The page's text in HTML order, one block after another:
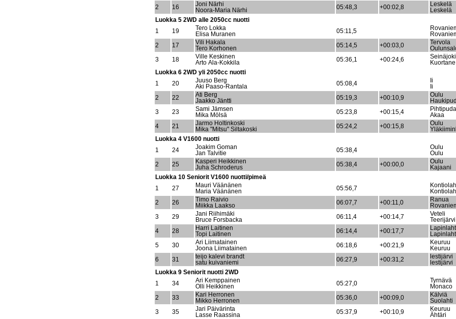
2
16
Joni Närhi
Noora-Maria Närhi
05:48,3 +00:02,8
Leskelä
Leskelä
Luokka 5 2WD alle 2050cc nuotti
1
19
Tero Lokka
Elisa Muranen
05:11,5
2
17
Vili Hakala
Tero Korhonen
05:14,5 +00:03,0
Tervola
3
18
Ville Keskinen
Arto Ala-Kokkila
05:36,1 +00:24,6
Seinäjoki
Kuortane
Luokka 6 2WD yli 2050cc nuotti
1
20
Juuso Berg
Aki Paaso-Rantala
05:08,4
Ii
Ii
2
22
Ati Berg
Jaakko Jäntti
05:19,3 +00:10,9
Oulu
3
23
Sami Jämsen
Mika Mölsä
05:23,8 +00:15,4
Akaa
4
21
Jarmo Holtinkoski
Mika "Mitsu" Siltakoski
05:24,2 +00:15,8
Oulu
Luokka 4 V1600 nuotti
1
24
Joakim Goman
Jan Talvitie
05:38,4
Oulu
Oulu
2
25
Kasperi Heikkinen
Juha Schroderus
05:38,4 +00:00,0
Oulu
Kajaani
Luokka 10 Seniorit V1600 nuotti/pimeä
1
27
Mauri Väänänen
Maria Väänänen
05:56,7
2
26
Timo Raivio
Miikka Laakso
06:07,7 +00:11,0
Ranua
3
29
Jani Riihimäki
Bruce Forsbacka
06:11,4 +00:14,7
Veteli
Teerijärvi
4
28
Harri Laitinen
Topi Laitinen
06:14,4 +00:17,7
5
30
Ari Liimatainen
Joona Liimatainen
06:18,6 +00:21,9
Keuruu
Keuruu
6
31
teijo kalevi brandt
satu kuivaniemi
06:27,9 +00:31,2
lestijärvi
lestijärvi
Luokka 9 Seniorit nuotti 2WD
1
34
Ari Kemppainen
Olli Heikkinen
05:27,0
Tyrnävä
Monaco
2
33
Kari Herronen
Mikko Herronen
05:36,0 +00:09,0
Kälviä
Suolahti
3
35
Jari Päivärinta
Lasse Raassina
05:37,9 +00:10,9
Keuruu
Ähtäri